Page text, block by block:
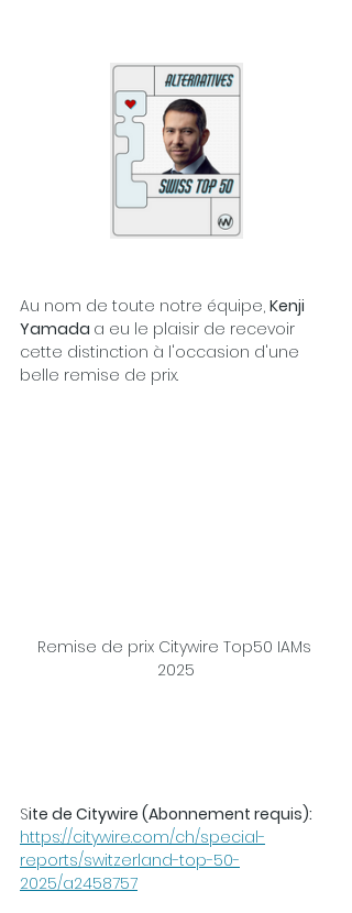
Au nom de toute notre équipe, Kenji
Yamada a eu le plaisir de recevoir
cette distinction à l'occasion d'une
belle remise de prix.
Remise de prix Citywire Top50 IAMs
2025
Site de Citywire (Abonnement requis):
https://citywire.com/ch/special-
reports/switzerland-top-50-
2025/a2458757